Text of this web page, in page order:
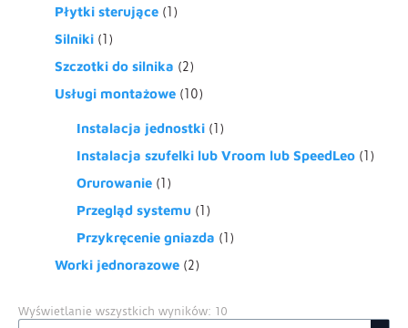
Płytki sterujące (1)
Silniki (1)
Szczotki do silnika (2)
Usługi montażowe (10)
Instalacja jednostki (1)
Instalacja szufelki lub Vroom lub SpeedLeo (1)
Orurowanie (1)
Przegląd systemu (1)
Przykręcenie gniazda (1)
Worki jednorazowe (2)
Wyświetlanie wszystkich wyników: 10